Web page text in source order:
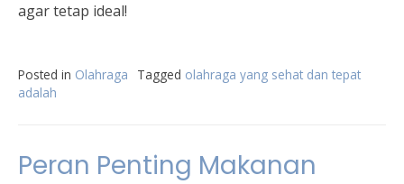
agar tetap ideal!
Posted in Olahraga Tagged olahraga yang sehat dan tepat
adalah
Peran Penting Makanan